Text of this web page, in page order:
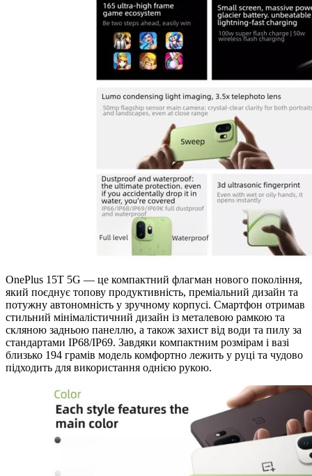
OnePlus 15T 5G — це компактний флагман нового покоління,
який поєднує топову продуктивність, преміальний дизайн та
потужну автономність у зручному корпусі. Смартфон отримав
стильний мінімалістичний дизайн із металевою рамкою та
скляною задньою панеллю, а також захист від води та пилу за
стандартами IP68/IP69. Завдяки компактним розмірам і вазі
близько 194 грамів модель комфортно лежить у руці та чудово
підходить для використання однією рукою.